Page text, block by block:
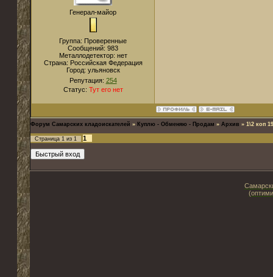
Генерал-майор
Группа: Проверенные
Сообщений: 983
Металлодетектор: нет
Страна: Российская Федерация
Город: ульяновск
Репутация: 254
Статус: Тут его нет
Форум Самарских кладоискателей » Куплю - Обменяю - Продам » Архив » 1\2 коп
Страница 1 из 1 1